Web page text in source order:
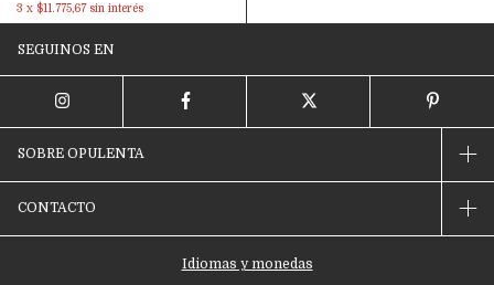
3 x $11.775,67 sin interés
SEGUINOS EN
SOBRE OPULENTA
CONTACTO
Idiomas y monedas